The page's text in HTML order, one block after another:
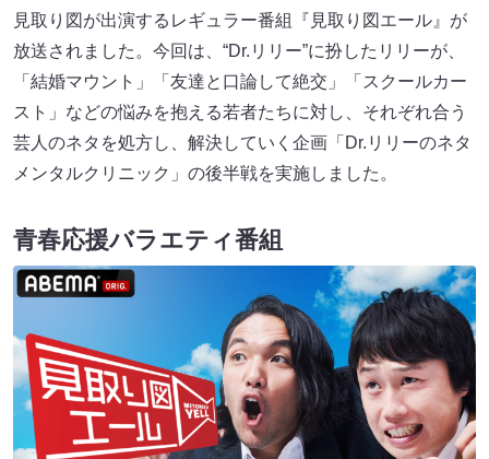
見取り図が出演するレギュラー番組『見取り図エール』が
放送されました。今回は、“Dr.リリー”に扮したリリーが、
「結婚マウント」「友達と口論して絶交」「スクールカー
スト」などの悩みを抱える若者たちに対し、それぞれ合う
芸人のネタを処方し、解決していく企画「Dr.リリーのネタ
メンタルクリニック」の後半戦を実施しました。
青春応援バラエティ番組